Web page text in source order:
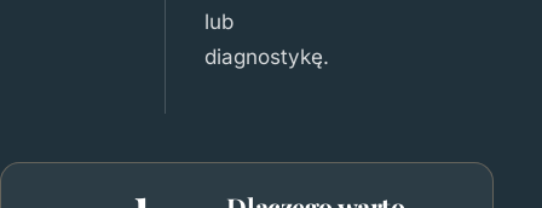
lub
diagnostykę.